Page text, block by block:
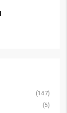
(147)
(5)